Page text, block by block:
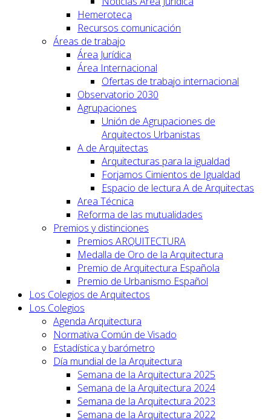
Hemeroteca
Recursos comunicación
Áreas de trabajo
Área Jurídica
Área Internacional
Ofertas de trabajo internacional
Observatorio 2030
Agrupaciones
Unión de Agrupaciones de
Arquitectos Urbanistas
A de Arquitectas
Arquitecturas para la igualdad
Forjamos Cimientos de Igualdad
Espacio de lectura A de Arquitectas
Area Técnica
Reforma de las mutualidades
Premios y distinciones
Premios ARQUITECTURA
Medalla de Oro de la Arquitectura
Premio de Arquitectura Española
Premio de Urbanismo Español
Los Colegios de Arquitectos
Los Colegios
Agenda Arquitectura
Normativa Común de Visado
Estadística y barómetro
Día mundial de la Arquitectura
Semana de la Arquitectura 2025
Semana de la Arquitectura 2024
Semana de la Arquitectura 2023
Semana de la Arquitectura 2022